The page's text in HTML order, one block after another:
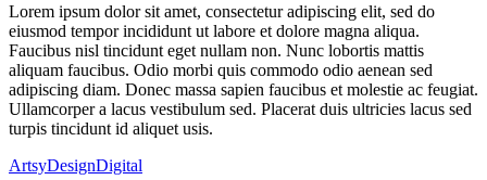
Lorem ipsum dolor sit amet, consectetur adipiscing elit, sed do
eiusmod tempor incididunt ut labore et dolore magna aliqua.
Faucibus nisl tincidunt eget nullam non. Nunc lobortis mattis
aliquam faucibus. Odio morbi quis commodo odio aenean sed
adipiscing diam. Donec massa sapien faucibus et molestie ac feugiat.
Ullamcorper a lacus vestibulum sed. Placerat duis ultricies lacus sed
turpis tincidunt id aliquet usis.
ArtsyDesignDigital